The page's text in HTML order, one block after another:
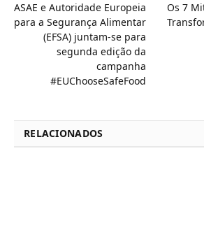
ASAE e Autoridade Europeia
para a Segurança Alimentar
(EFSA) juntam-se para
segunda edição da
campanha
#EUChooseSafeFood
Os 7
RELACIONADOS